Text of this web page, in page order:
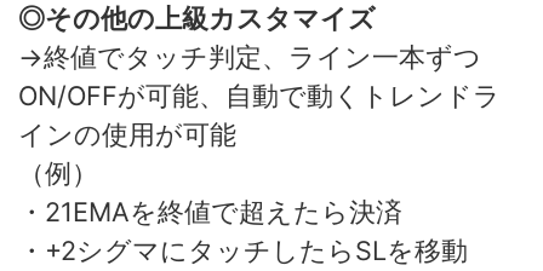
◎その他の上級カスタマイズ
→終値でタッチ判定、ライン一本ずつ
ON/OFFが可能、自動で動くトレンドラ
インの使用が可能
（例）
・21EMAを終値で超えたら決済
・+2シグマにタッチしたらSLを移動